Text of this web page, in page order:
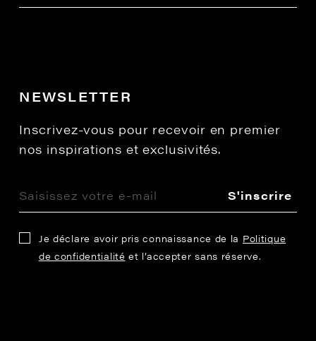
NEWSLETTER
Inscrivez-vous pour recevoir en premier
nos inspirations et exclusivités.
S'inscrire
Je déclare avoir pris connaissance de la Politique
de confidentialité et l’accepter sans réserve.